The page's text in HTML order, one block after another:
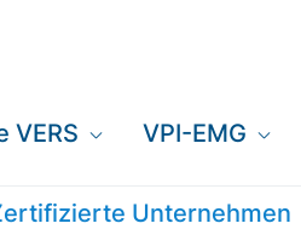
VERS VPI-EMG
Unternehmen